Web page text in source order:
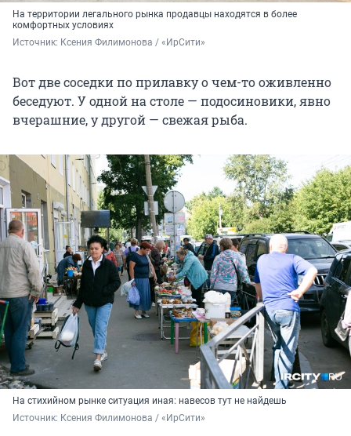
На территории легального рынка продавцы находятся в более
комфортных условиях
Источник: Ксения Филимонова / «ИрСити»
Вот две соседки по прилавку о чем-то оживленно
беседуют. У одной на столе — подосиновики, явно
вчерашние, у другой — свежая рыба.
На стихийном рынке ситуация иная: навесов тут не найдешь
Источник: Ксения Филимонова / «ИрСити»